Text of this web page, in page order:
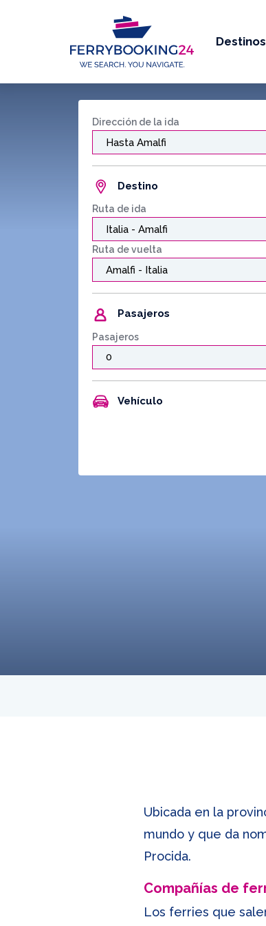
Destinos
Dirección de la ida
Destino
Ruta de ida
Ruta de vuelta
Pasajeros
Pasajeros
Vehículo
Ubicada en la
mundo y que da
Procida.
Compañías de
Los ferries que